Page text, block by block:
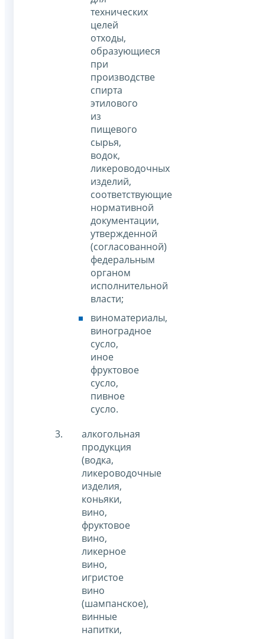
технических
целей
отходы,
образующиеся
при
производстве
спирта
этилового
из
пищевого
сырья,
водок,
ликероводочных
изделий,
соответствующие
нормативной
документации,
утвержденной
(согласованной)
федеральным
органом
исполнительной
власти;
виноматериалы,
виноградное
сусло,
иное
фруктовое
сусло,
пивное
сусло.
алкогольная
продукция
(водка,
ликероводочные
изделия,
коньяки,
вино,
фруктовое
вино,
ликерное
вино,
игристое
вино
(шампанское),
винные
напитки,